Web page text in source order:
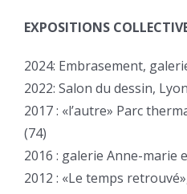
EXPOSITIONS
2024: Embrasement,
2022: Salon du dessin, Lyon
2017 : «l’autre» Parc
(74)
2016 : galerie Anne-marie
2012 : «Le temps